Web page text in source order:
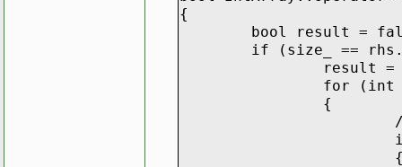
{
bool result =
if (size_ ==
result =
for (int
{